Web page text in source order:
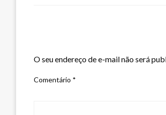
O seu endereço de e-mail não será
Comentário *